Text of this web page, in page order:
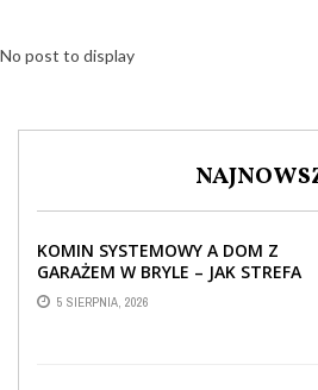
No post to display
KOMIN SYSTEMOWY A DOM Z
GARAŻEM W BRYLE – JAK STREFA
TECHNICZNA WPŁYWA NA
PROWADZENIE ...
5 SIERPNIA, 2026